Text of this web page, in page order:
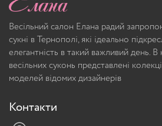
Весільний салон Елана радий
сукні в Тернополі, які ідеально
елегантність в такий важливий день.
весільних суконь представлені
моделей відомих дизайнерів
Контакти